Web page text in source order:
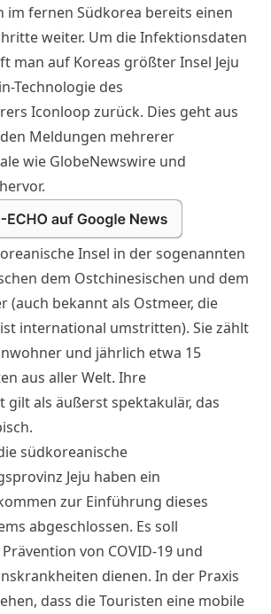
im fernen Südkorea bereits einen
weiter. Um die Infektionsdaten
man auf Koreas größter Insel Jeju
Technologie des
Iconloop zurück. Dies geht aus
Meldungen mehrerer
wie GlobeNewswire und
hervor.
Insel in der sogenannten
dem Ostchinesischen und dem
(auch bekannt als Ostmeer, die
international umstritten). Sie zählt
und jährlich etwa 15
aus aller Welt. Ihre
gilt als äußerst spektakulär, das
südkoreanische
Jeju haben ein
zur Einführung dieses
abgeschlossen. Es soll
von COVID-19 und
dienen. In der Praxis
dass die Touristen eine mobile